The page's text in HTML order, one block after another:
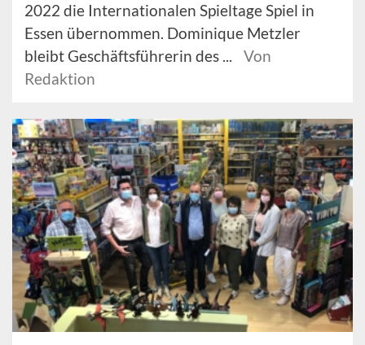
2022 die Internationalen Spieltage Spiel in
Essen übernommen. Dominique Metzler
bleibt Geschäftsführerin des ...
Von
Redaktion